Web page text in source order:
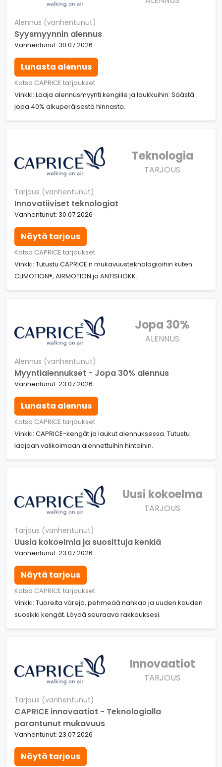
Alennus (vanhentunut)
Syysmyynnin alennus
Vanhentunut: 30.07.2026
Lunasta alennus
Katso CAPRICE tarjoukset
Vinkki: Laaja alennusmyynti kengille ja laukkuihin. Säästä
jopa 40% alkuperäisestä hinnasta.
Teknologia
TARJOUS
Tarjous (vanhentunut)
Innovatiiviset teknologiat
Vanhentunut: 30.07.2026
Näytä tarjous
Katso CAPRICE tarjoukset
Vinkki: Tutustu CAPRICE:n mukavuusteknologioihin kuten
CLIMOTION®, AIRMOTION ja ANTISHOKK.
Jopa 30%
ALENNUS
Alennus (vanhentunut)
Myyntialennukset - Jopa 30% alennus
Vanhentunut: 23.07.2026
Lunasta alennus
Katso CAPRICE tarjoukset
Vinkki: CAPRICE-kengät ja laukut alennuksessa. Tutustu
laajaan valikoimaan alennettuihin hintoihin.
Uusi kokoelma
TARJOUS
Tarjous (vanhentunut)
Uusia kokoelmia ja suosittuja kenkiä
Vanhentunut: 23.07.2026
Näytä tarjous
Katso CAPRICE tarjoukset
Vinkki: Tuoreita värejä, pehmeää nahkaa ja uuden kauden
suosikki kengät. Löydä seuraava rakkauksesi.
Innovaatiot
TARJOUS
Tarjous (vanhentunut)
CAPRICE innovaatiot - Teknologialla
parantunut mukavuus
Vanhentunut: 23.07.2026
Näytä tarjous